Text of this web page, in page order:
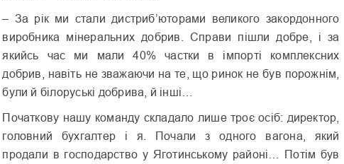
– За рік ми стали дистриб’юторами великого закордонного
виробника мінеральних добрив. Справи пішли добре, і за
якийсь час ми мали 40% частки в імпорті комплексних
добрив, навіть не зважаючи на те, що ринок не був порожнім,
були й білоруські добрива, й інші…
Початкову нашу команду складало лише троє осіб: директор,
головний бухгалтер і я. Почали з одного вагона, який
продали в господарство у Яготинському районі… Потім був